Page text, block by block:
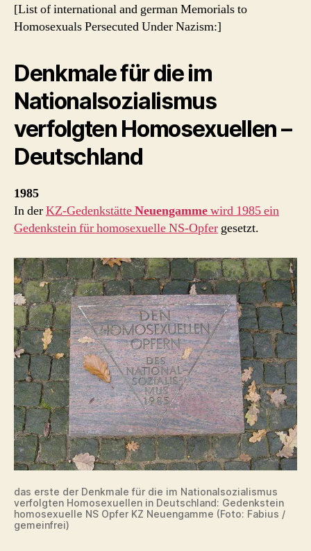
[List of international and german Memorials to
Homosexuals Persecuted Under Nazism:]
Denkmale für die im
Nationalsozialismus
verfolgten Homosexuellen –
Deutschland
1985
In derKZ-GedenkstätteNeuengammewird 1985 ein
Gedenkstein für homosexuelle NS-Opfer gesetzt.
das erste der Denkmale für die im Nationalsozialismus
verfolgten Homosexuellen in Deutschland: Gedenkstein
homosexuelle NS Opfer KZ Neuengamme (Foto: Fabius /
gemeinfrei)